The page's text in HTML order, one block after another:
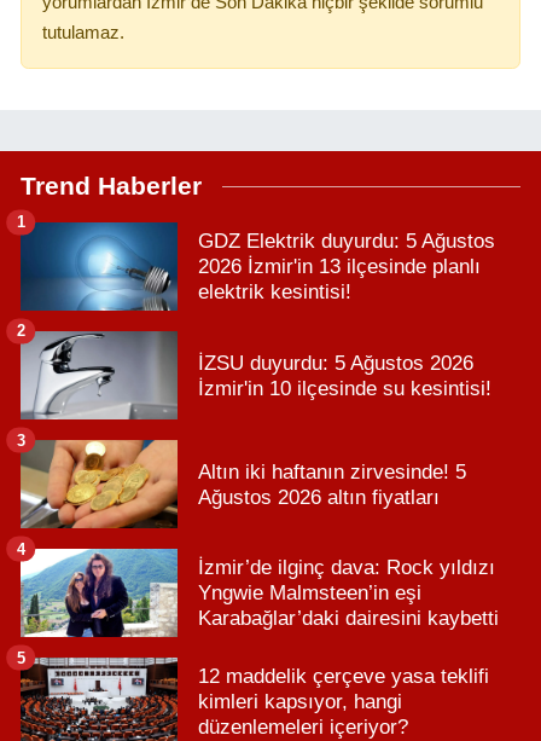
tutulamaz.
Trend Haberler
GDZ Elektrik duyurdu: 5 Ağustos
2026 İzmir'in 13 ilçesinde planlı
elektrik kesintisi!
1
İZSU duyurdu: 5 Ağustos 2026
İzmir'in 10 ilçesinde su kesintisi!
2
Altın iki haftanın zirvesinde! 5
Ağustos 2026 altın fiyatları
3
İzmir’de ilginç dava: Rock yıldızı
Yngwie Malmsteen’in eşi
Karabağlar’daki dairesini kaybetti
4
12 maddelik çerçeve yasa teklifi
kimleri kapsıyor, hangi
düzenlemeleri içeriyor?
5